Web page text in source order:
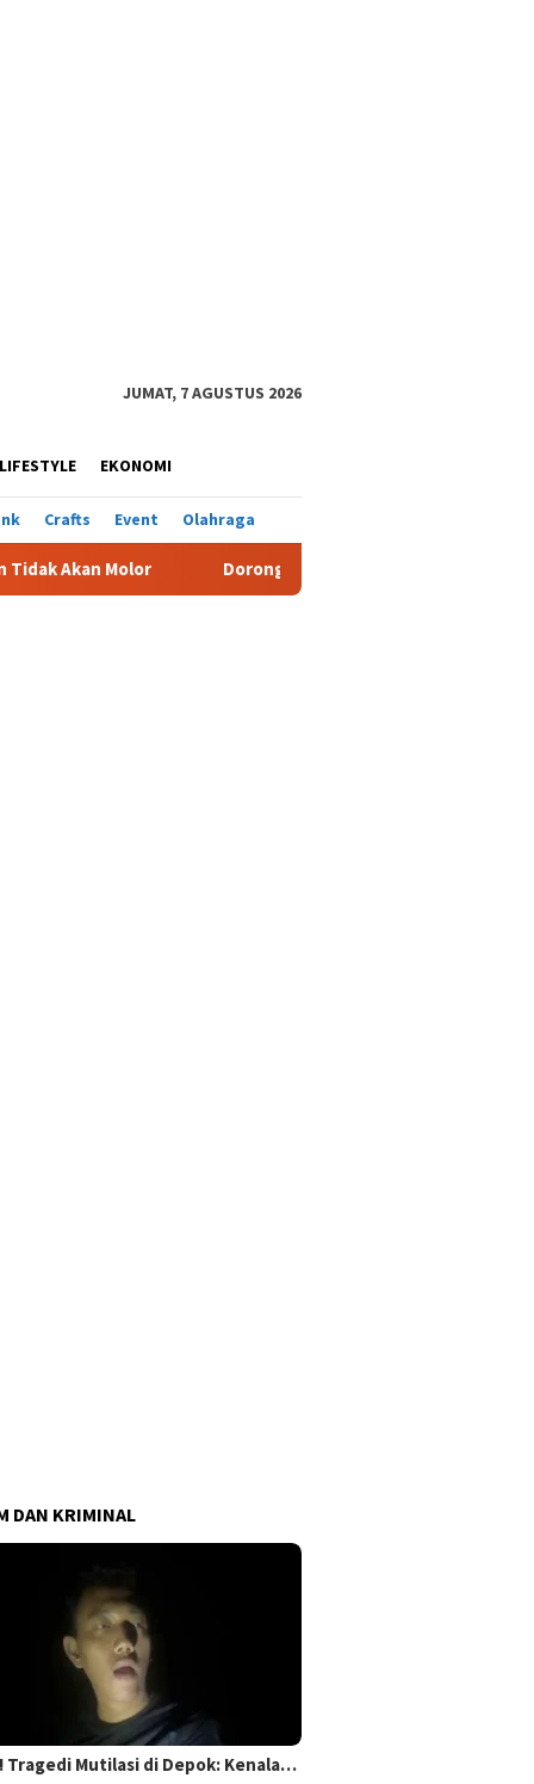
JUMAT, 7 AGUSTUS 2026
LIFESTYLE EKONOMI
Crafts Event Olahraga
Dorong Pelaku UMKM Naik Kelas, Ratu Dewa Tekankan
DAN KRIMINAL
Tragedi Mutilasi di Depok: Kenala…